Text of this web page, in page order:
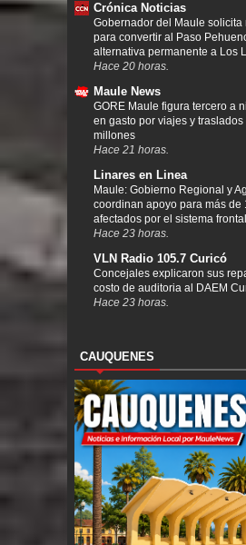
Crónica Noticias
Gobernador del Maule solicita
para convertir al Paso
alternativa permanente a Los
Hace 20 horas.
Maule News
GORE Maule figura tercero a
en gasto por viajes y traslados
millones
Hace 21 horas.
Linares en Linea
Maule: Gobierno Regional y
coordinan apoyo para más de
afectados por el sistema frontal
Hace 23 horas.
VLN Radio 105.7 Curicó
Concejales explicaron sus
costo de auditoria al DAEM
Hace 23 horas.
CAUQUENES